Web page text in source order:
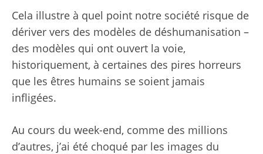
Cela illustre à quel point notre société risque de
dériver vers des modèles de déshumanisation –
des modèles qui ont ouvert la voie,
historiquement, à certaines des pires horreurs
que les êtres humains se soient jamais
infligées.
Au cours du week-end, comme des millions
d’autres, j’ai été choqué par les images du